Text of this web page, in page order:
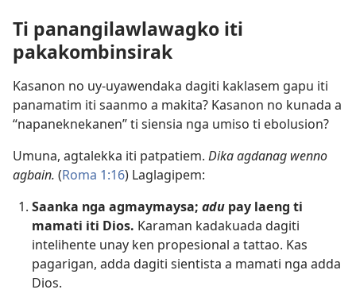
Ti panangilawlawagko iti
pakakombinsirak
Kasanon no uy-uyawendaka dagiti kaklasem gapu iti
panamatim iti saanmo a makita? Kasanon no kunada a
“napaneknekanen” ti siensia nga umiso ti ebolusion?
Umuna, agtalekka iti patpatiem. Dika agdanag wenno
agbain. (Roma 1:​16) Laglagipem:
Saanka nga agmaymaysa; adu pay laeng ti
mamati iti Dios. Karaman kadakuada dagiti
intelihente unay ken propesional a tattao. Kas
pagarigan, adda dagiti sientista a mamati nga adda
Dios.